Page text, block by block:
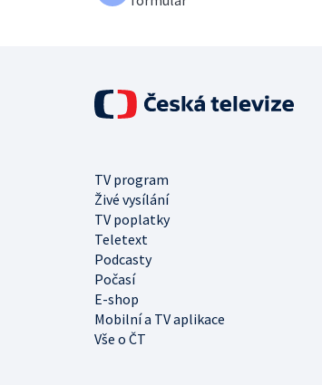
TV program
Živé vysílání
TV poplatky
Teletext
Podcasty
Počasí
E-shop
Mobilní a TV aplikace
Vše o ČT